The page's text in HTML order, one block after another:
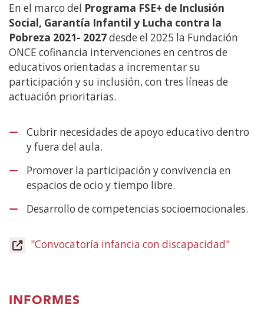
En el marco del Programa FSE+ de Inclusión
Social, Garantía Infantil y Lucha contra la
Pobreza 2021- 2027desde el 2025 la Fundación
ONCE cofinancia intervenciones en centros de
educativos orientadas a incrementar su
participación y su inclusión, con tres líneas de
actuación prioritarias.
Cubrir necesidades de apoyo educativo dentro
y fuera del aula.
Promover la participación y convivencia en
espacios de ocio y tiempo libre.
Desarrollo de competencias socioemocionales.
"Convocatoría infancia con discapacidad"
INFORMES